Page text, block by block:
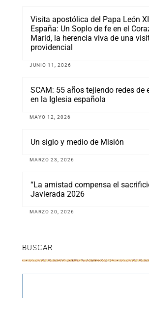
Visita apostólica del Papa León
España: Un Soplo de fe en el
Marid, la herencia viva de una
providencial
JUNIO 11, 2026
SCAM: 55 años tejiendo redes de
en la Iglesia española
MAYO 12, 2026
Un siglo y medio de Misión
MARZO 23, 2026
“La amistad compensa el
Javierada 2026
MARZO 20, 2026
BUSCAR